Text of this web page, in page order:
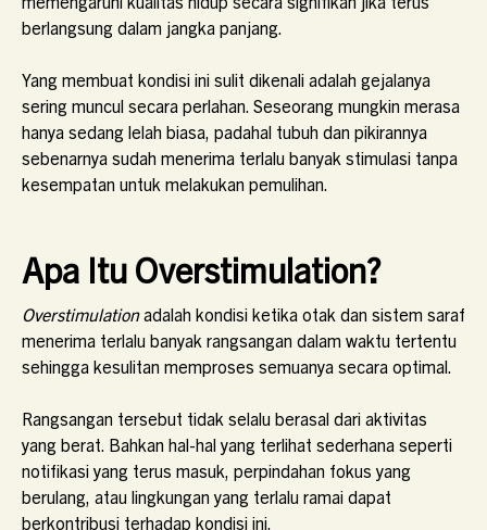
berlangsung dalam jangka panjang.
Yang membuat kondisi ini sulit dikenali adalah gejalanya
sering muncul secara perlahan. Seseorang mungkin merasa
hanya sedang lelah biasa, padahal tubuh dan pikirannya
sebenarnya sudah menerima terlalu banyak stimulasi tanpa
kesempatan untuk melakukan pemulihan.
Apa Itu Overstimulation?
Overstimulationadalah kondisi ketika otak dan sistem saraf
menerima terlalu banyak rangsangan dalam waktu tertentu
sehingga kesulitan memproses semuanya secara optimal.
Rangsangan tersebut tidak selalu berasal dari aktivitas
yang berat. Bahkan hal-hal yang terlihat sederhana seperti
notifikasi yang terus masuk, perpindahan fokus yang
berulang, atau lingkungan yang terlalu ramai dapat
berkontribusi terhadap kondisi ini.